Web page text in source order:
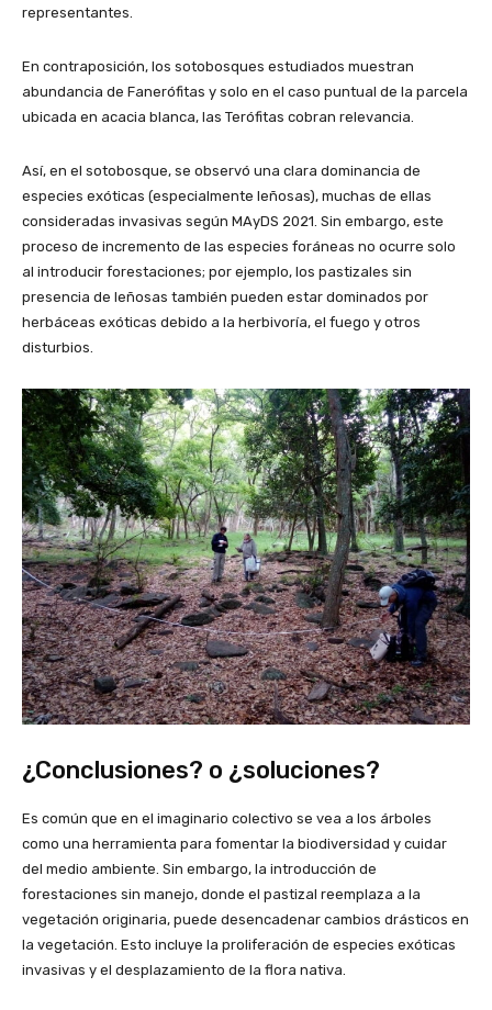
representantes.
En contraposición, los sotobosques estudiados muestran
abundancia de Fanerófitas y solo en el caso puntual de la parcela
ubicada en acacia blanca, las Terófitas cobran relevancia.
Así, en el sotobosque, se observó una clara dominancia de
especies exóticas (especialmente leñosas), muchas de ellas
consideradas invasivas según MAyDS 2021. Sin embargo, este
proceso de incremento de las especies foráneas no ocurre solo
al introducir forestaciones; por ejemplo, los pastizales sin
presencia de leñosas también pueden estar dominados por
herbáceas exóticas debido a la herbivoría, el fuego y otros
disturbios.
¿Conclusiones? o ¿soluciones?
Es común que en el imaginario colectivo se vea a los árboles
como una herramienta para fomentar la biodiversidad y cuidar
del medio ambiente. Sin embargo, la introducción de
forestaciones sin manejo, donde el pastizal reemplaza a la
vegetación originaria, puede desencadenar cambios drásticos en
la vegetación. Esto incluye la proliferación de especies exóticas
invasivas y el desplazamiento de la flora nativa.